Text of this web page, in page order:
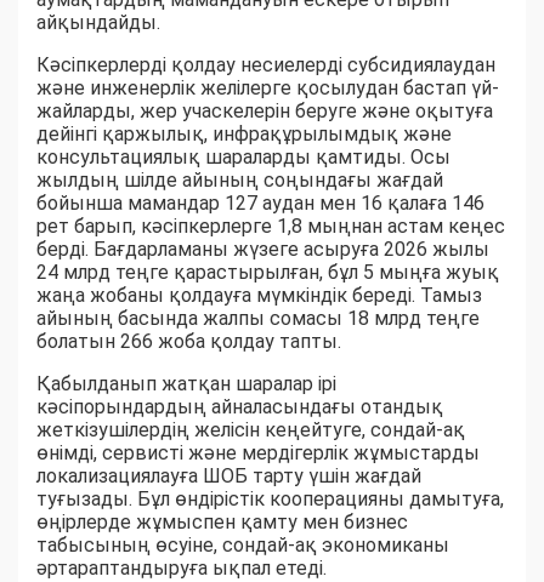
айқындайды.
Кәсіпкерлерді қолдау несиелерді субсидиялаудан
және инженерлік желілерге қосылудан бастап үй-
жайларды, жер учаскелерін беруге және оқытуға
дейінгі қаржылық, инфрақұрылымдық және
консультациялық шараларды қамтиды. Осы
жылдың шілде айының соңындағы жағдай
бойынша мамандар 127 аудан мен 16 қалаға 146
рет барып, кәсіпкерлерге 1,8 мыңнан астам кеңес
берді. Бағдарламаны жүзеге асыруға 2026 жылы
24 млрд теңге қарастырылған, бұл 5 мыңға жуық
жаңа жобаны қолдауға мүмкіндік береді. Тамыз
айының басында жалпы сомасы 18 млрд теңге
болатын 266 жоба қолдау тапты.
Қабылданып жатқан шаралар ірі
кәсіпорындардың айналасындағы отандық
жеткізушілердің желісін кеңейтуге, сондай-ақ
өнімді, сервисті және мердігерлік жұмыстарды
локализациялауға ШОБ тарту үшін жағдай
туғызады. Бұл өндірістік кооперацияны дамытуға,
өңірлерде жұмыспен қамту мен бизнес
табысының өсуіне, сондай-ақ экономиканы
әртараптандыруға ықпал етеді.